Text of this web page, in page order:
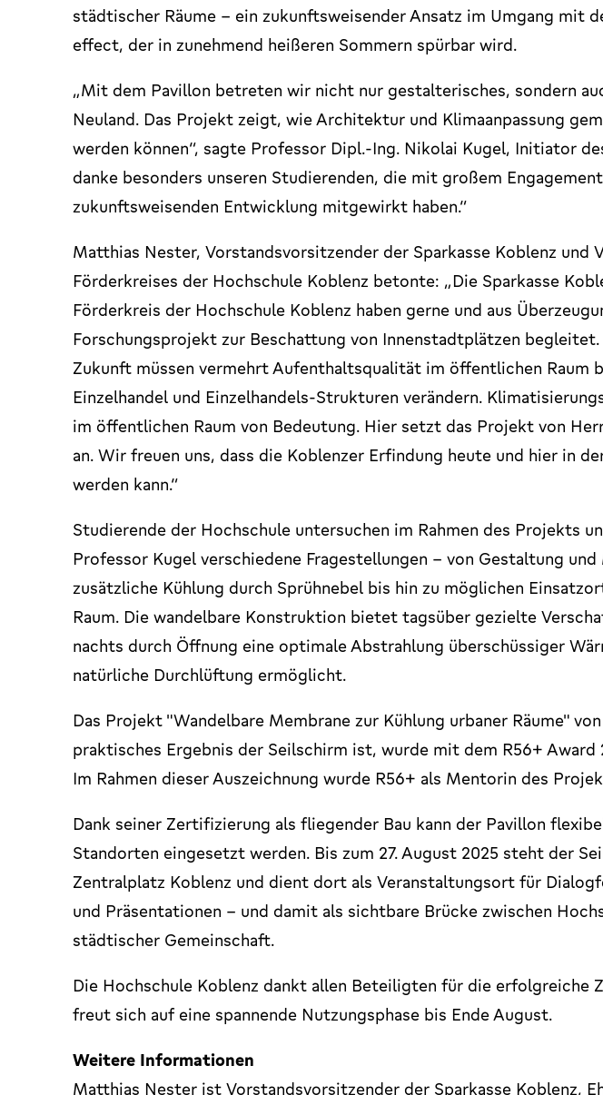
städtischer Räume – ein zukunftsweisender Ansatz im Umgang mit
effect, der in zunehmend heißeren Sommern spürbar wird.
„Mit dem Pavillon betreten wir nicht nur gestalterisches, sondern
Neuland. Das Projekt zeigt, wie Architektur und Klimaanpassung
werden können“, sagte Professor Dipl.-Ing. Nikolai Kugel, Initiator
danke besonders unseren Studierenden, die mit großem
zukunftsweisenden Entwicklung mitgewirkt haben.“
Matthias Nester, Vorstandsvorsitzender der Sparkasse Koblenz und
Förderkreises der Hochschule Koblenz betonte: „Die Sparkasse
Förderkreis der Hochschule Koblenz haben gerne und aus
Forschungsprojekt zur Beschattung von Innenstadtplätzen
Zukunft müssen vermehrt Aufenthaltsqualität im öffentlichen Raum
Einzelhandel und Einzelhandels-Strukturen verändern.
im öffentlichen Raum von Bedeutung. Hier setzt das Projekt von
an. Wir freuen uns, dass die Koblenzer Erfindung heute und hier in
werden kann.“
Studierende der Hochschule untersuchen im Rahmen des Projekts
Professor Kugel verschiedene Fragestellungen – von Gestaltung
zusätzliche Kühlung durch Sprühnebel bis hin zu möglichen
Raum. Die wandelbare Konstruktion bietet tagsüber gezielte
nachts durch Öffnung eine optimale Abstrahlung überschüssiger
natürliche Durchlüftung ermöglicht.
Das Projekt "Wandelbare Membrane zur Kühlung urbaner Räume"
praktisches Ergebnis der Seilschirm ist, wurde mit dem R56+ Award
Im Rahmen dieser Auszeichnung wurde R56+ als Mentorin des
Dank seiner Zertifizierung als fliegender Bau kann der Pavillon
Standorten eingesetzt werden. Bis zum 27. August 2025 steht der
Zentralplatz Koblenz und dient dort als Veranstaltungsort für
und Präsentationen – und damit als sichtbare Brücke zwischen
städtischer Gemeinschaft.
Die Hochschule Koblenz dankt allen Beteiligten für die erfolgreiche
freut sich auf eine spannende Nutzungsphase bis Ende August.
Weitere Informationen
Matthias Nester ist Vorstandsvorsitzender der Sparkasse Koblenz,